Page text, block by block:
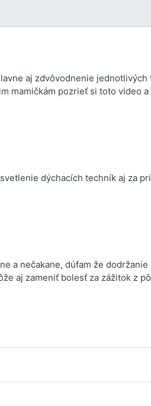
aj zdvôvodnenie jednotlivých
mamičkám pozrieť si toto video
dýchacích techník aj za
a nečakane, dúfam že dodržanie
aj zameniť bolesť za zážitok z